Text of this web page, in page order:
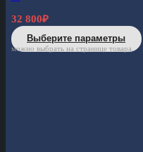
32 800₽
Выберите параметры
можно выбрать на странице товара.